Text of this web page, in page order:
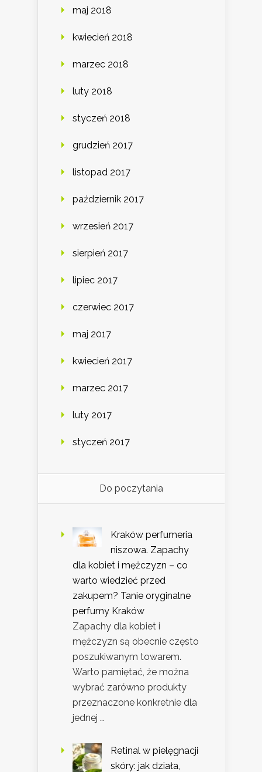
maj 2018
kwiecień 2018
marzec 2018
luty 2018
styczeń 2018
grudzień 2017
listopad 2017
październik 2017
wrzesień 2017
sierpień 2017
lipiec 2017
czerwiec 2017
maj 2017
kwiecień 2017
marzec 2017
luty 2017
styczeń 2017
Do poczytania
Kraków perfumeria
niszowa. Zapachy
dla kobiet i mężczyzn – co
warto wiedzieć przed
zakupem? Tanie oryginalne
perfumy Kraków
Zapachy dla kobiet i
mężczyzn są obecnie często
poszukiwanym towarem.
Warto pamiętać, że można
wybrać zarówno produkty
przeznaczone konkretnie dla
jednej …
Retinal w pielęgnacji
skóry: jak działa,